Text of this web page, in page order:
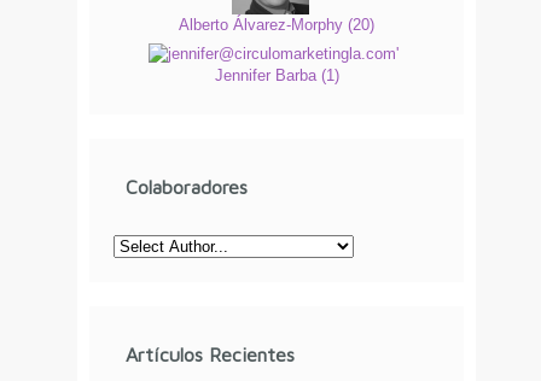
Alberto Álvarez-Morphy (20)
Jennifer Barba (1)
Colaboradores
Artículos Recientes